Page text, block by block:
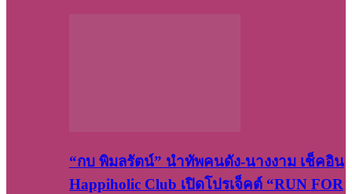
“กบ พิมลรัตน์” นำทัพคนดัง-นางงาม เช็คอิน
Happiholic Club เปิดโปรเจ็คต์ “RUN FOR